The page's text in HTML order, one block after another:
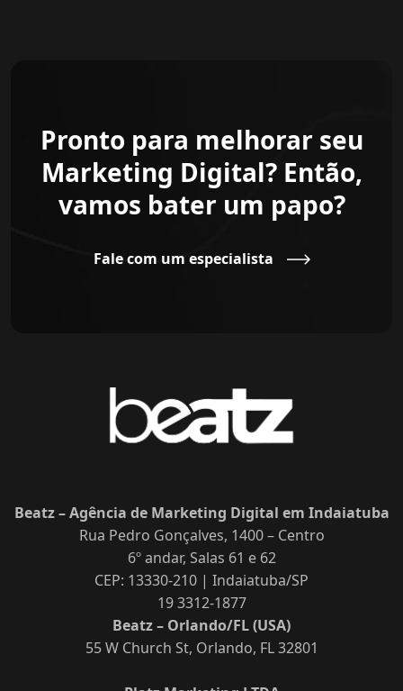
Pronto para melhorar seu
Marketing Digital? Então,
vamos bater um papo?
Fale com um especialista
Beatz – Agência de Marketing Digital em Indaiatuba
Rua Pedro Gonçalves, 1400 – Centro
6º andar, Salas 61 e 62
CEP: 13330-210 | Indaiatuba/SP
19 3312-1877
Beatz – Orlando/FL (USA)
55 W Church St, Orlando, FL 32801